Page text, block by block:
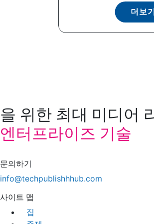
더보기
을 위한 최대 미디어
엔터프라이즈 기술
문의하기
info@techpublishhhub.com
사이트 맵
집